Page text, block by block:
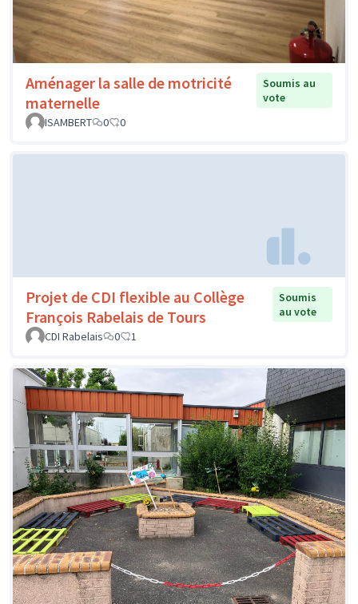
Aménager la salle de motricité
maternelle
Soumis au
vote
ISAMBERT
0 0
Projet de CDI flexible au Collège
François Rabelais de Tours
Soumis
au vote
CDI Rabelais
0 1